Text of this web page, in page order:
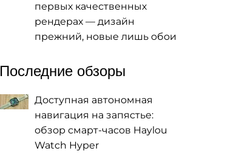
первых качественных
рендерах — дизайн
прежний, новые лишь обои
Последние обзоры
Доступная автономная
навигация на запястье:
обзор смарт-часов Haylou
Watch Hyper